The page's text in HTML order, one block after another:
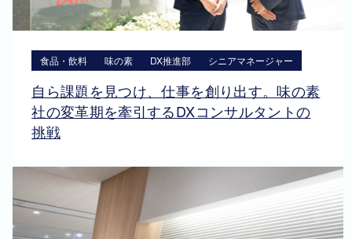
食品・飲料 味の素 DX推進部 シニアマネージャー
自ら課題を見つけ、仕事を創り出す。味の素
社の変革期を牽引するDXコンサルタントの
挑戦